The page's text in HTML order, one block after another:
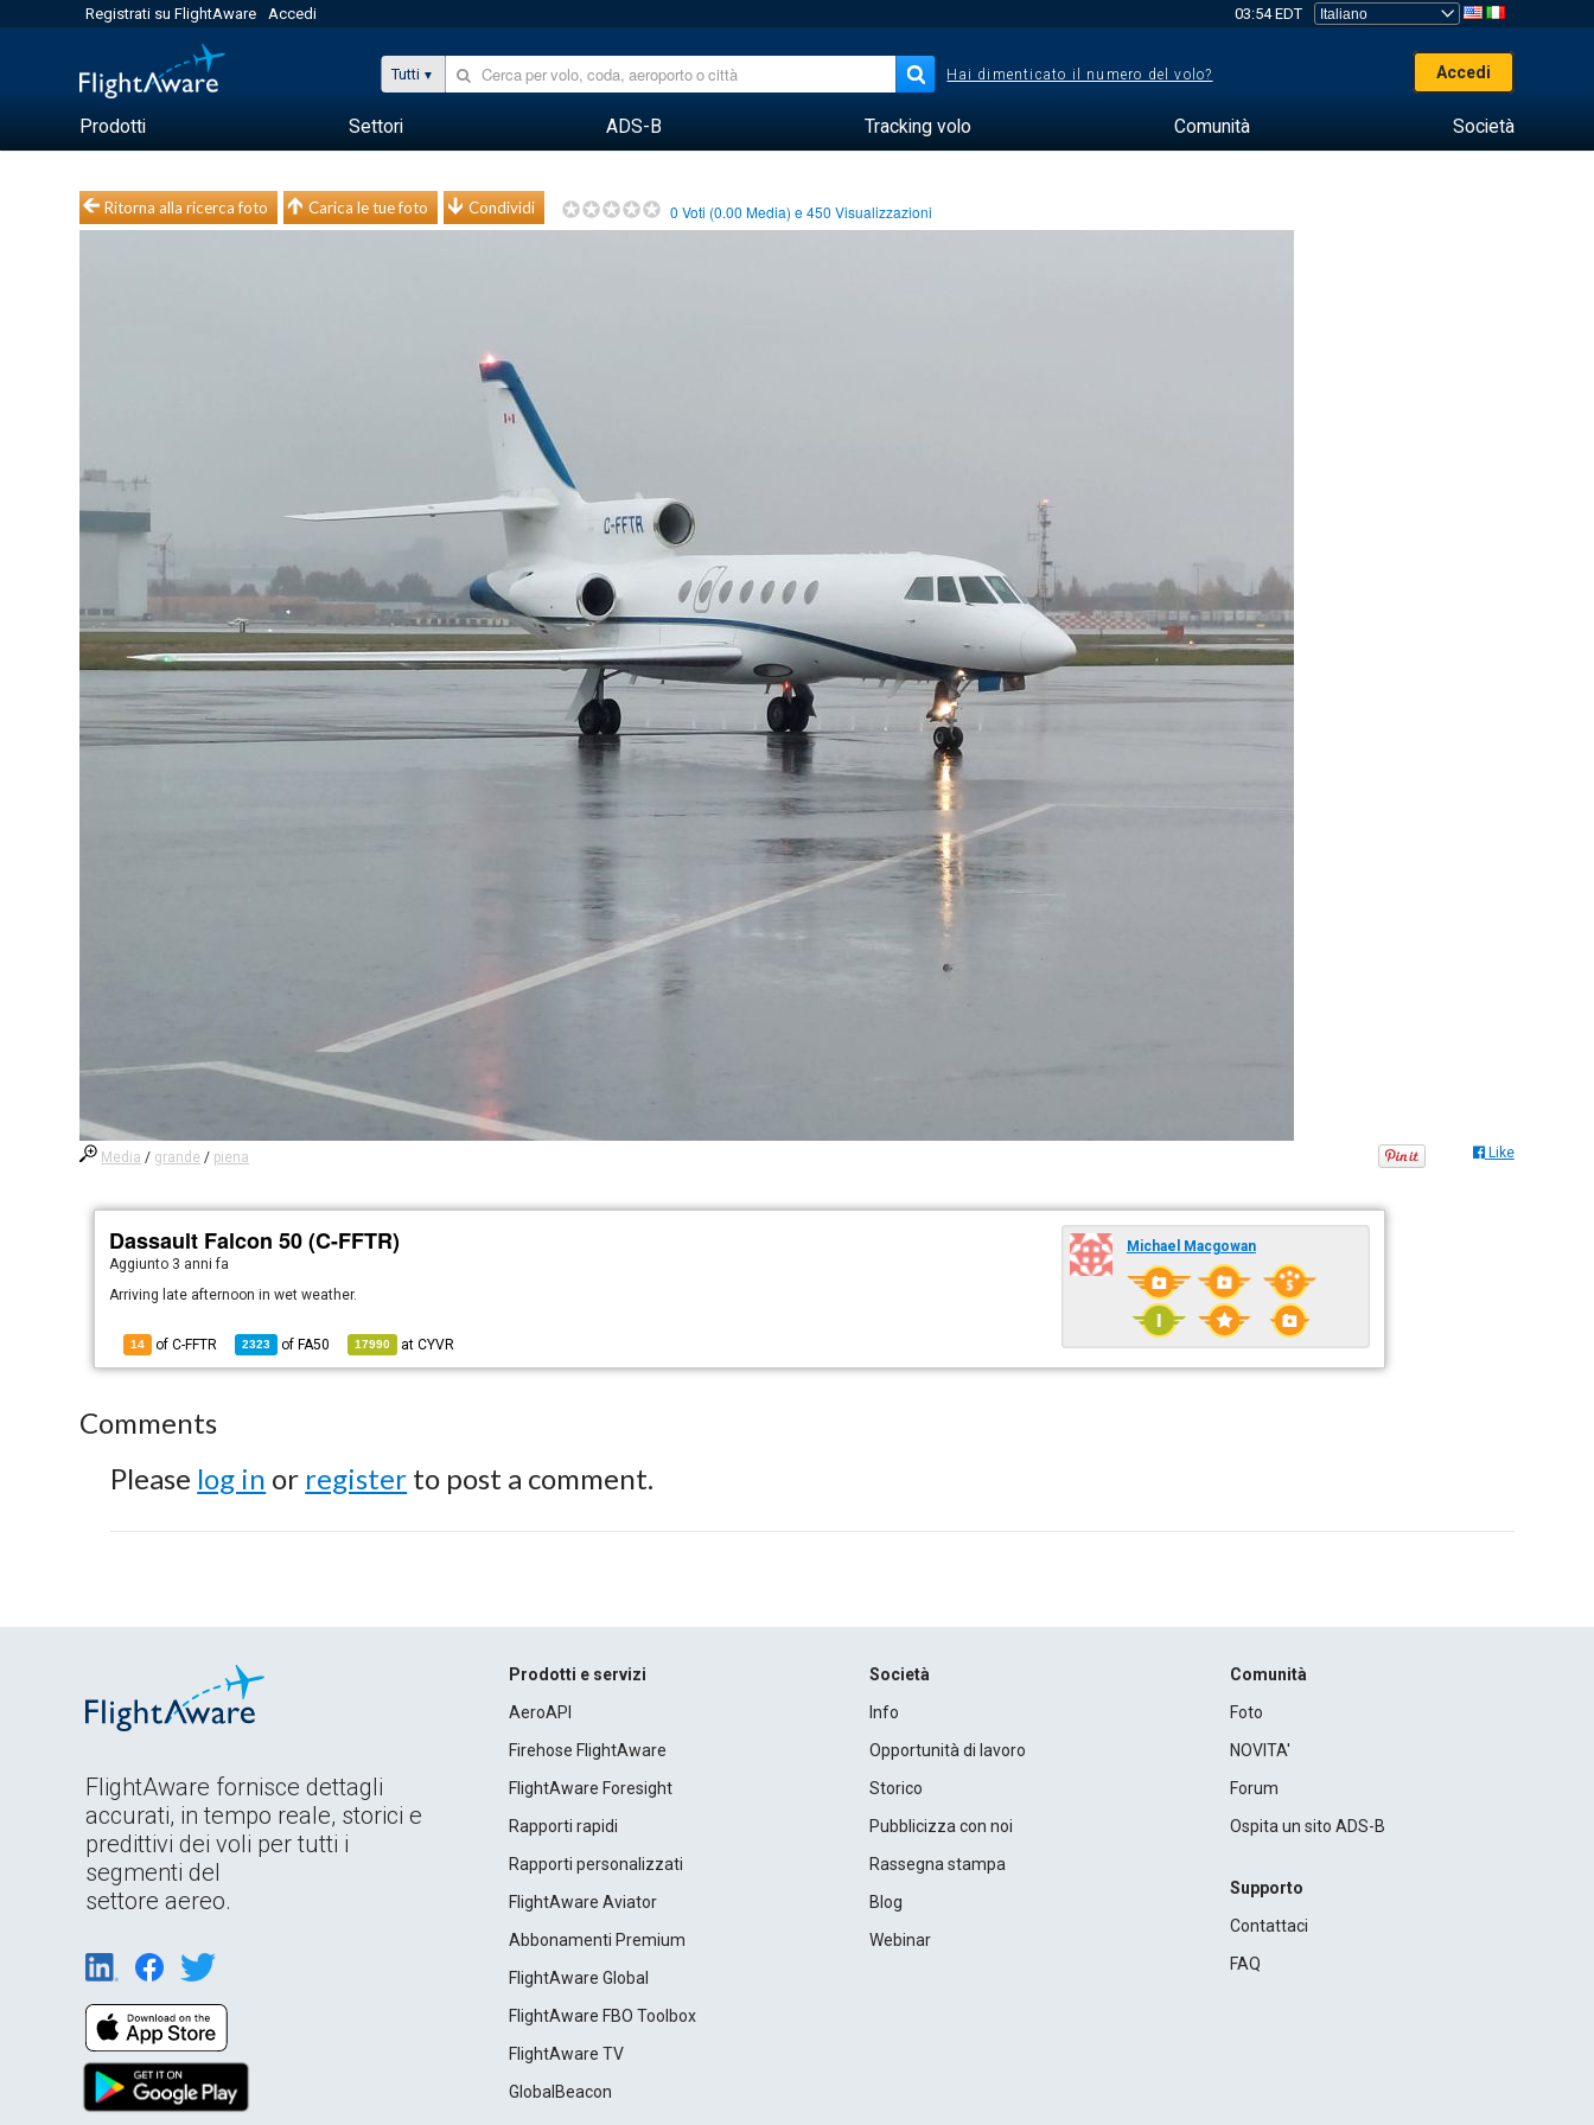
Registrati su FlightAware Accedi 03:54 EDT
Tutti Hai dimenticato il numero del volo? Accedi
Prodotti Settori ADS-B Tracking volo Comunità Società
Ritorna alla ricerca foto Carica le tue foto Condividi 0 Voti (0.00 Media) e450 Visualizzazioni
Media / grande / piena Like
Dassault Falcon 50 (C-FFTR)
Aggiunto 3 anni fa
Arriving late afternoon in wet weather.
14 of C-FFTR 2323 of FA50 17990 atCYVR
Michael Macgowan
Comments
Please log in or register to post a comment.
FlightAware fornisce dettagli
accurati, in tempo reale, storici e
predittivi dei voli per tutti i
segmenti del
settore aereo.
Prodotti e servizi
AeroAPI
Firehose FlightAware
FlightAware Foresight
Rapporti rapidi
Rapporti personalizzati
FlightAware Aviator
Abbonamenti Premium
FlightAware Global
FlightAware FBO Toolbox
FlightAware TV
GlobalBeacon
Società
Info
Opportunità di lavoro
Storico
Pubblicizza con noi
Rassegna stampa
Blog
Webinar
Comunità
Foto
NOVITA'
Forum
Ospita un sito ADS-B
Supporto
Contattaci
FAQ